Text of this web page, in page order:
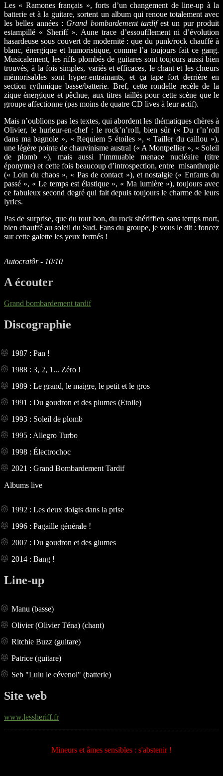
Les « Ramones français », forts d’un changement de line-up à la
batterie et à la guitare, sortent un album qui renoue totalement avec
les belles années : Grand bombardement tardifest un pur produit
estampillé « Sheriff ». Aune trace d’essoufflement ni d’évolution
hasardeuse sous couvert de modernité : que du punk/rock chauffé à
blanc, énergique et humoristique, comme l’a toujours fait ce gang.
Musicalement, les riffs plombés de guitares sont toujours aussi bien
trouvés, à la fois simples, variés et efficaces, le chant et les chœurs
mémorisables sont hyper-entrainants, et ça tape fort derrière en
section rythmique basse/batterie. Bref, cette rondelle recèle de la
zique énergique et pêchue, aux titres taillés pour cette scène que le
groupe affectionne (pas moins de quatre CD lives à leur actif).
Mais n’oublions pas les textes, qui abordent les thématiques chères à
Olivier, le hurleur-en-chef : le rock’n’roll, bien sûr (« Du r’n’roll
dans ma bagnole », « Requiem 5 étoiles », « Tailler du caillou »),
une légère pointe de chauvinisme austral (« A Montpellier », « Soleil
de plomb »), mais aussi l’immuable menace nucléaire (titre
éponyme) et cette fois beaucoup d’introspection, entre misanthropie
(« Loin du chaos », « Pas de contact »), et nostalgie (« Enfants du
passé », « Le temps est élastique », « Ma lumière »), toujours avec
ce fabuleux second degré qui fait depuis toujours le charme de leurs
lyrics.
Pas de surprise, que du tout bon, du rock shériffien sans temps mort,
bien chauffé au soleil du Sud. Fans du groupe, je vous le dit : foncez
sur cette galette les yeux fermés !
Autocratôr - 10/10
A écouter
Grand bombardement tardif
Discographie
1987 : Pan !
1988 : 3, 2, 1... Zéro !
1989 : Le grand, le maigre, le petit et le gros
1991 : Du goudron et des plumes (Etoile)
1993 : Soleil de plomb
1995 : Allegro Turbo
1998 : Électrochoc
2021 : Grand Bombardement Tardif
Albums live
1992 : Les deux doigts dans la prise
1996 : Pagaille générale !
2007 : Du goudron et des glumes
2014 : Bang !
Line-up
Manu (basse)
Olivier (Olivier Téna) (chant)
Ritchie Buzz (guitare)
Patrice (guitare)
Seb "Lulu le cévenol" (batterie)
Site web
www.lessheriff.fr
Mineurs et âmes sensibles : s'abstenir !